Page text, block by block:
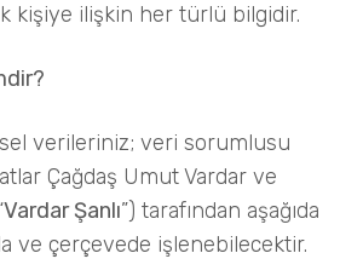
kişiye ilişkin her türlü bilgidir.
?
verileriniz; veri sorumlusu
Çağdaş Umut Vardar ve
Vardar Şanlı”) tarafından aşağıda
ve çerçevede işlenebilecektir.